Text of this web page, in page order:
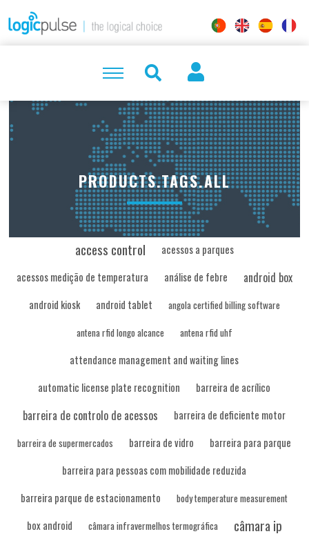
PRODUCTS.TAGS.ALL
access control
acessos a parques
acessos medição de temperatura
análise de febre android box
android kiosk android tablet
angola certified billing software
antena rfid longo alcance
antena rfid uhf
attendance management and waiting lines
automatic license plate recognition
barreira de acrílico
barreira de controlo de acessos barreira de deficiente motor
barreira de supermercados barreira de vidro
barreira para parque
barreira para pessoas com mobilidade reduzida
barreira parque de estacionamento
body temperature measurement
box android câmara infravermelhos termográfica câmara ip